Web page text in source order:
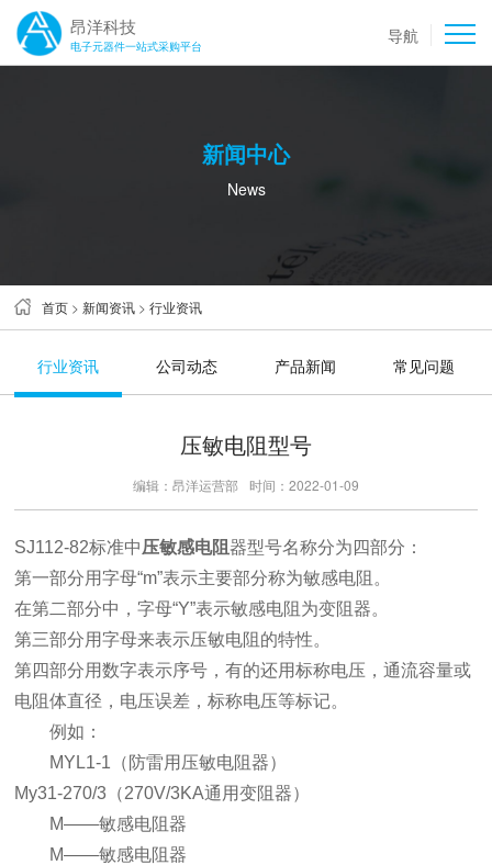
昂洋科技
电子元器件一站式采购平台 导航
新闻中心
News
首页 >新闻资讯 >行业资讯
行业资讯 公司动态 产品新闻 常见问题
压敏电阻型号
编辑：昂洋运营部 时间：2022-01-09
SJ112-82标准中压敏感电阻器型号名称分为四部分：
第一部分用字母“m”表示主要部分称为敏感电阻。
在第二部分中，字母“Y”表示敏感电阻为变阻器。
第三部分用字母来表示压敏电阻的特性。
第四部分用数字表示序号，有的还用标称电压，通流容量或
电阻体直径，电压误差，标称电压等标记。
例如：
MYL1-1（防雷用压敏电阻器）
My31-270/3（270V/3KA通用变阻器）
M——敏感电阻器
M——敏感电阻器